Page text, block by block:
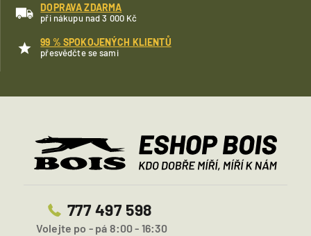
DOPRAVA ZDARMA
při nákupu nad 3 000 Kč
99 % SPOKOJENÝCH KLIENTŮ
přesvědčte se sami
777 497 598
Volejte po - pá 8:00 - 16:30